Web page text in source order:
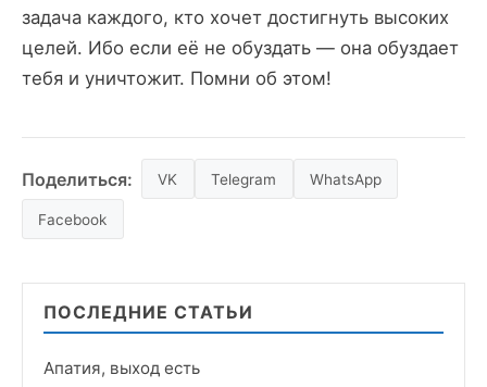
задача каждого, кто хочет достигнуть высоких
целей. Ибо если её не обуздать — она обуздает
тебя и уничтожит. Помни об этом!
Поделиться: VK Telegram WhatsApp
Facebook
ПОСЛЕДНИЕ СТАТЬИ
Апатия, выход есть